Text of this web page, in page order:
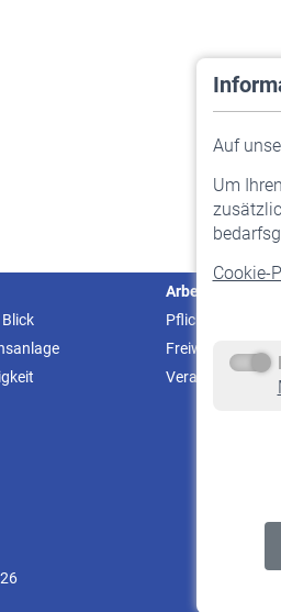
Auf
Um
Cookie-
Arbeitgeber
Freiwillige
Veranstaltungen